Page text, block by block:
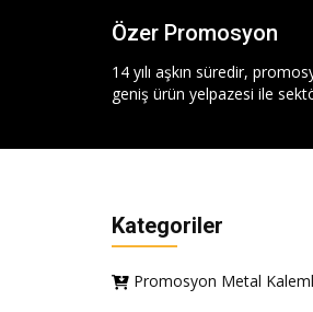
Özer Promosyon
14 yılı aşkın süredir,
geniş ürün yelpazesi ile
Kategoriler
Promosyon Metal